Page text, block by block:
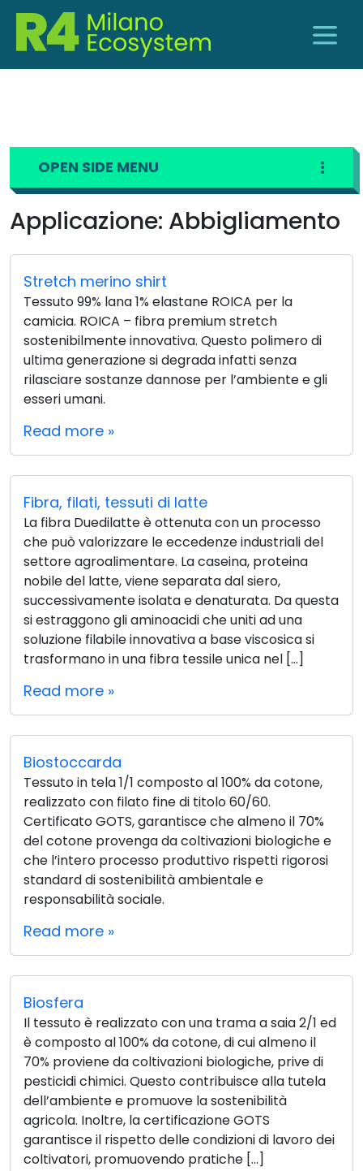
Applicazione: Abbigliamento
Stretch merino shirt
Tessuto 99% lana 1% elastane ROICA per la
camicia. ROICA – fibra premium stretch
sostenibilmente innovativa. Questo polimero di
ultima generazione si degrada infatti senza
rilasciare sostanze dannose per l’ambiente e gli
esseri umani.
Read more »
Fibra, filati, tessuti di latte
La fibra Duedilatte è ottenuta con un processo
che può valorizzare le eccedenze industriali del
settore agroalimentare. La caseina, proteina
nobile del latte, viene separata dal siero,
successivamente isolata e denaturata. Da questa
si estraggono gli aminoacidi che uniti ad una
soluzione filabile innovativa a base viscosica si
trasformano in una fibra tessile unica nel […]
Read more »
Biostoccarda
Tessuto in tela 1/1 composto al 100% da cotone,
realizzato con filato fine di titolo 60/60.
Certificato GOTS, garantisce che almeno il 70%
del cotone provenga da coltivazioni biologiche e
che l’intero processo produttivo rispetti rigorosi
standard di sostenibilità ambientale e
responsabilità sociale.
Read more »
Biosfera
Il tessuto è realizzato con una trama a saia 2/1 ed
è composto al 100% da cotone, di cui almeno il
70% proviene da coltivazioni biologiche, prive di
pesticidi chimici. Questo contribuisce alla tutela
dell’ambiente e promuove la sostenibilità
agricola. Inoltre, la certificazione GOTS
garantisce il rispetto delle condizioni di lavoro dei
coltivatori, promuovendo pratiche […]
OPEN SIDE MENU